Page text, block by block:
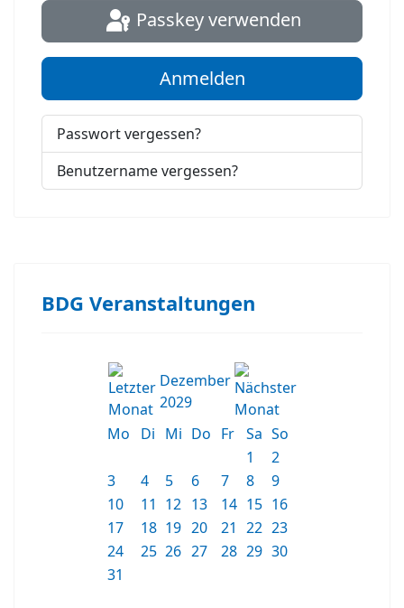
Passkey verwenden
Anmelden
Passwort vergessen?
Benutzername vergessen?
BDG Veranstaltungen
Dezember
2029
Mo
Di Mi Do Fr Sa So
1
2
3
4 5 6 7 8
9
10
11 12 13 14 15 16
17
18 19 20 21 22 23
24
25 26 27 28 29 30
31